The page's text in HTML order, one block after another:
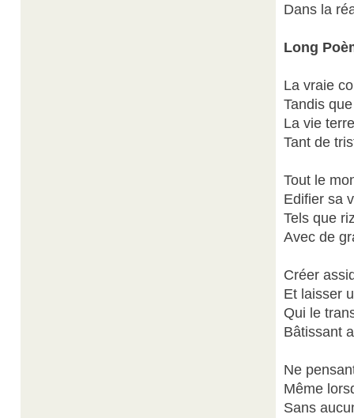
Dans la
Long
La vraie
Tandis
La vie
Tant de
Tout le
Edifier sa
Tels que
Avec de
Créer
Et laisser
Qui le
Bâtissant
Ne
Même
Sans